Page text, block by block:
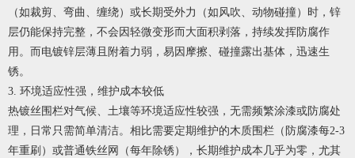
（如裁剪、弯曲、缠绕）或长期受外力（如风吹、动物碰撞）时，锌
层仍能保持完整，不会因轻微变形而大面积剥落，持续发挥防腐作
用。而电镀锌层薄且附着力弱，易因摩擦、碰撞露出基体，迅速生
锈。
3. 环境适应性强，维护成本较低
热镀丝围栏对气候、土壤等环境适应性较强，无需频繁涂漆或防腐处
理，日常只需简单清洁。相比需要定期维护的木质围栏（防腐漆每2-3
年重刷）或普通铁丝网（每年除锈），长期维护成本几乎为零，尤其